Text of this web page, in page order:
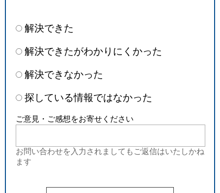
解決できた
解決できたがわかりにくかった
解決できなかった
探している情報ではなかった
ご意見・ご感想をお寄せください
お問い合わせを入力されましてもご返信はいたしかね
ます